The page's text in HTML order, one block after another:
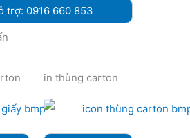
trợ: 0916 660 853
in thùng carton